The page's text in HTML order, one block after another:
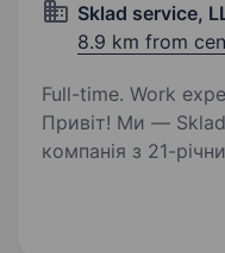
Sklad service,
8.9 km from
Full-time. Work
Привіт! Ми —
компанія з 21-
заснування у